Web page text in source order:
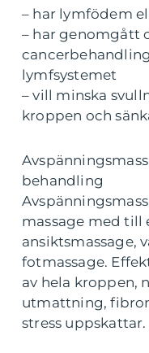
– har lymfödem
– har genomgått
lymfsystemet
– vill minska
kroppen och
behandling
massage med till
ansiktsmassage,
fotmassage.
av hela kroppen,
utmattning,
stress uppskattar.